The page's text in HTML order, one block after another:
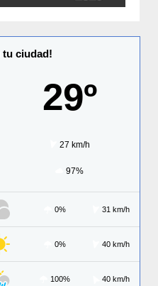
tu ciudad!
29º
27 km/h
97%
0% 31 km/h
0% 40 km/h
100% 40 km/h